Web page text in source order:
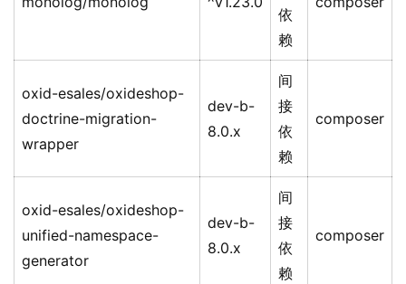
依
赖
oxid-esales/oxideshop-
doctrine-migration-
wrapper
dev-b-
8.0.x
间
接
依
赖
composer
oxid-esales/oxideshop-
unified-namespace-
generator
dev-b-
8.0.x
间
接
依
赖
composer